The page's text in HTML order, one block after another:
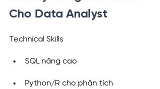
Cho Data Analyst
Technical Skills
SQL nâng cao
Python/R cho phân tích